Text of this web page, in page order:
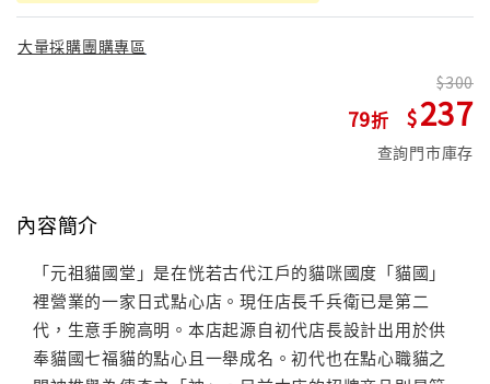
大量採購團購專區
79
300
237
查詢門市庫存
內容簡介
「元祖貓國堂」是在恍若古代江戶的貓咪國度「貓國」
裡營業的一家日式點心店。現任店長千兵衛已是第二
代，生意手腕高明。本店起源自初代店長設計出用於供
奉貓國七福貓的點心且一舉成名。初代也在點心職貓之